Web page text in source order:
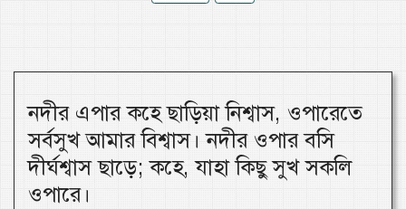
নদীর এপার কহে ছাড়িয়া নিশ্বাস, ওপারেতে
সর্বসুখ আমার বিশ্বাস। নদীর ওপার বসি
দীর্ঘশ্বাস ছাড়ে; কহে, যাহা কিছু সুখ সকলি
ওপারে।